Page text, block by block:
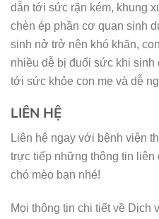
dẫn tới sức rặn kém, khung
chèn ép phần cơ quan sinh
sinh nở trở nên khó khăn,
nhiều dễ bị đuối sức khi
tới sức khỏe con mẹ và dễ
LIÊN HỆ
Liên hệ ngay với bệnh viện
trực tiếp những thông tin
chó mèo bạn nhé!
Mọi thông tin chi tiết về